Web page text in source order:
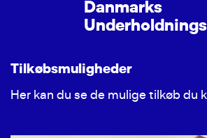
Danmarks
Tilkøbsmuligheder
Her kan du se de mulige tilkøb du